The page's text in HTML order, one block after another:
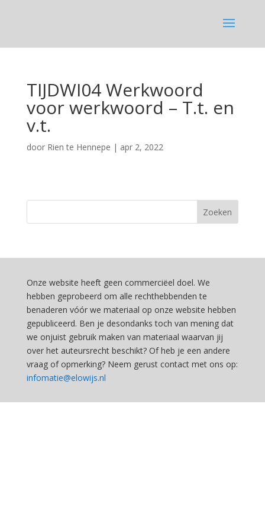
TIJDWI04 Werkwoord
voor werkwoord – T.t. en
v.t.
door Rien te Hennepe | apr 2, 2022
Onze website heeft geen commerciëel doel. We
hebben geprobeerd om alle rechthebbenden te
benaderen vóór we materiaal op onze website hebben
gepubliceerd. Ben je desondanks toch van mening dat
we onjuist gebruik maken van materiaal waarvan jij
over het auteursrecht beschikt? Of heb je een andere
vraag of opmerking? Neem gerust contact met ons op:
infomatie@elowijs.nl